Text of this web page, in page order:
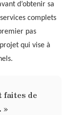
d’obtenir sa
complets
pas
qui vise à
faites de
»